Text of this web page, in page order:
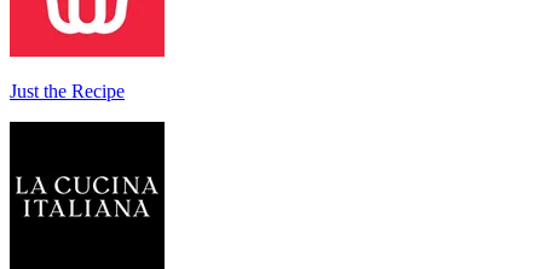
Just the Recipe